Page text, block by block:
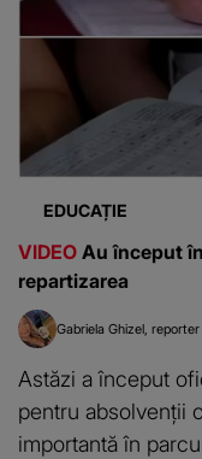
EDUCAȚIE
VIDEO Au început
repartizarea
Gabriela Ghizel reporter
Astăzi a început
pentru absolvenții
importantă în